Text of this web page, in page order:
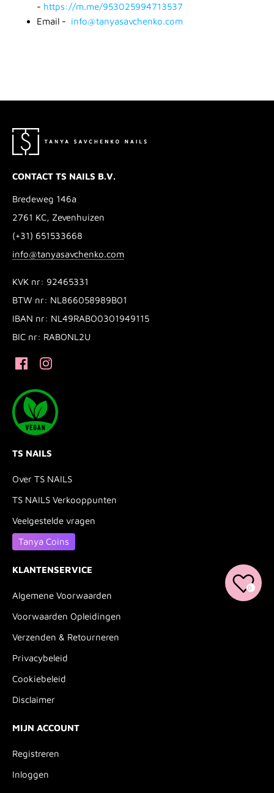
- https://m.me/953025994713537
Email - info@tanyasavchenko.com
CONTACT TS NAILS B.V.
Bredeweg 146a
2761 KC, Zevenhuizen
(+31) 651533668
info@tanyasavchenko.com
KVK nr: 92465331
BTW nr: NL866058989B01
IBAN nr: NL49RABO0301949115
BIC nr: RABONL2U
TS NAILS
Over TS NAILS
TS NAILS Verkooppunten
Veelgestelde vragen
Tanya Coins
KLANTENSERVICE
Algemene Voorwaarden
Voorwaarden Opleidingen
Verzenden & Retourneren
Privacybeleid
Cookiebeleid
Disclaimer
MIJN ACCOUNT
Registreren
Inloggen
0